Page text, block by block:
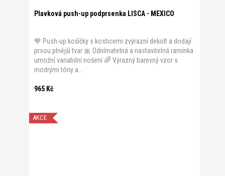
Plavková push-up podprsenka LISCA - MEXICO
965 Kč
💙 Push-up košíčky s kosticemi zvýrazní dekolt a dodají
prsou plnější tvar 🎀 Odnímatelná a nastavitelná ramínka
umožní variabilní nošení 🌈 Výrazný barevný vzor s
modrými tóny a...
AKCE